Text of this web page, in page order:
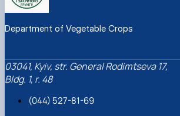
Department of Vegetable Crops
03041, Kyiv, str. General Rodimtseva 17,
Bldg. 1, r. 48
(044) 527-81-69